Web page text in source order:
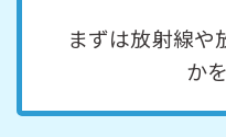
まずは放射線や
か